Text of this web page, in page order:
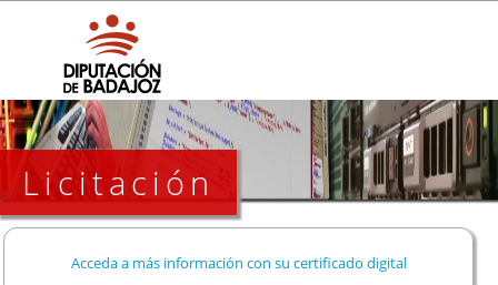
Licitación
Acceda a más información con su certificado digital